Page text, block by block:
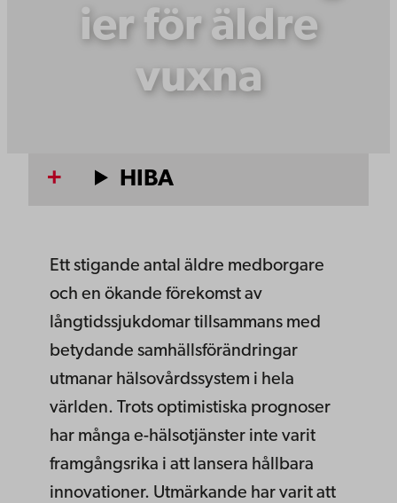
ier för äldre
vuxna
HIBA
Ett stigande antal äldre medborgare
och en ökande förekomst av
långtidssjukdomar tillsammans med
betydande samhällsförändringar
utmanar hälsovårdssystem i hela
världen. Trots optimistiska prognoser
har många e-hälsotjänster inte varit
framgångsrika i att lansera hållbara
innovationer. Utmärkande har varit att